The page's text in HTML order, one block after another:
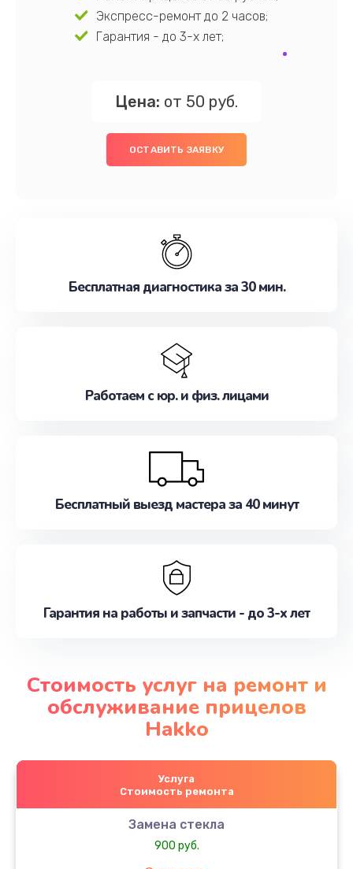
Экспресс-ремонт до 2 часов;
Гарантия - до 3-х лет;
Цена: от 50 руб.
ОСТАВИТЬ ЗАЯВКУ
Бесплатная диагностика за 30 мин.
Работаем с юр. и физ. лицами
Бесплатный выезд мастера за 40 минут
Гарантия на работы и запчасти - до 3-х лет
Стоимость услуг на ремонт и
обслуживание прицелов
Hakko
Услуга
Стоимость ремонта
Замена стекла
900 руб.